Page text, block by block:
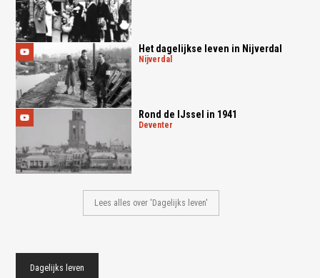
Het dagelijkse leven in Nijverdal
nijverdal
Rond de IJssel in 1941
deventer
Lees alles over 'Dagelijks leven'
Dagelijks leven